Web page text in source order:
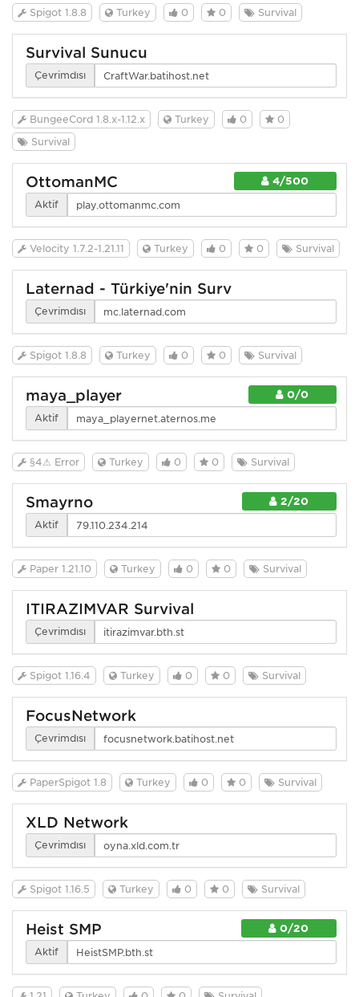
Spigot 1.8.8 Turkey 0 0 Survival
Survival Sunucu
Çevrimdışı
BungeeCord 1.8.x-1.12.x Turkey 0
0
Survival
4/500
OttomanMC
Aktif
Velocity 1.7.2-1.21.11 Turkey 0 0 Survival
Laternad - Türkiye'nin Surv
Çevrimdışı
Spigot 1.8.8 Turkey 0 0 Survival
0/0
maya_player
Aktif
§4⚠ Error Turkey 0 0 Survival
2/20
Smayrno
Aktif
Paper 1.21.10 Turkey 0 0 Survival
ITIRAZIMVAR Survival
Çevrimdışı
Spigot 1.16.4 Turkey 0 0 Survival
FocusNetwork
Çevrimdışı
PaperSpigot 1.8 Turkey 0 0 Survival
XLD Network
Çevrimdışı
Spigot 1.16.5 Turkey 0 0 Survival
0/20
Heist SMP
Aktif